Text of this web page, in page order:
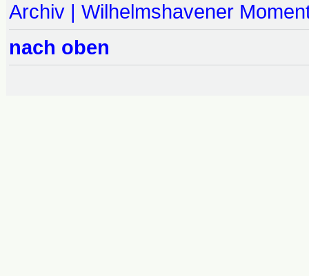
Archiv | Wilhelmshavener
nach oben